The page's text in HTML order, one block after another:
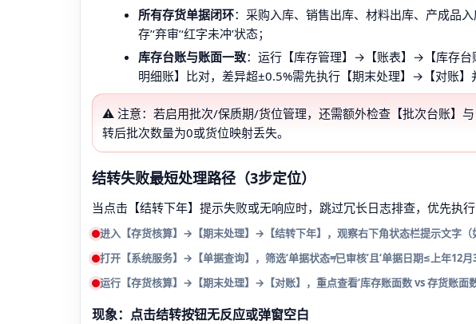
所有存货单据闭环：采购入库、销售出库、材料出库、产成品
存’‘弃审’‘红字未冲’状态；
库存台账与账面一致：运行【库存管理】→【账表】→【库存
明细账】比对，差异超±0.5%需先执行【期末处理】→【对账】
⚠️ 注意：若启用批次/保质期/货位管理，还需额外检查【批次台账】
转后批次数量为0或货位映射丢失。
结转失败最短处理路径（3步定位）
当点击【结转下年】提示失败或无响应时，跳过冗长日志排查，优先执行
进入【存货核算】→【期末处理】→【结转下年】，观察右下角状态栏提示文字（如
打开【系统服务】→【单据查询】，筛选‘单据状态≠已审核’且‘单据日期≤上年12
运行【存货核算】→【期末处理】→【对账】，重点查看‘库存账面数 vs 存货账面
现象：点击结转按钮无反应或弹窗空白